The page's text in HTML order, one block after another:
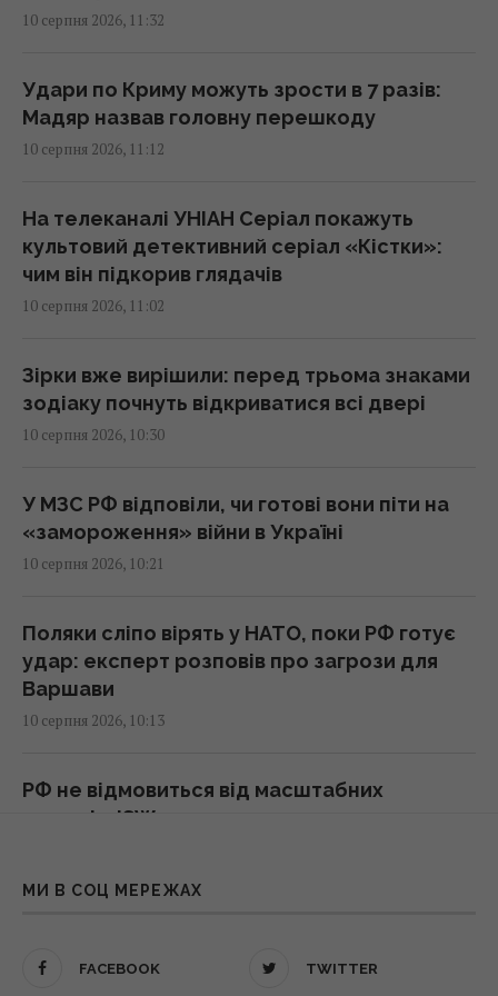
експерти розповіли, на що звертати увагу
Росія заблокувала рух кораблів у Чорному
морі: у ВМС розповіли про нову загрозу
"Приїхала": Салем вперше за довгий час
зустрівся з 10-річною донькою (відео)
11:05 понеділок, 10 серпня 2026
Кавуни та огірки віддають за безцінь: які
ціни на овочі та фрукти зараз
11:04 понеділок, 10 серпня 2026
Калорійність грузинської кухні - міф: шеф-
кухарка назвала страви, які не вдарять по
талії
Гірше за комарів: укуси цих дрібних комах
можуть боліти днями
10:50 понеділок, 10 серпня 2026
У "ПриватБанку" зріс євро: свіжий курс
валют на понеділок
The Telegraph
10 серпня 2026, 11:32
Удари по Криму можуть зрости в 7 разів:
Мадяр назвав головну перешкоду
10 серпня 2026, 11:12
На телеканалі УНІАН Серіал покажуть
культовий детективний серіал «Кістки»:
чим він підкорив глядачів
10 серпня 2026, 11:02
Зірки вже вирішили: перед трьома знаками
зодіаку почнуть відкриватися всі двері
10 серпня 2026, 10:30
У МЗС РФ відповіли, чи готові вони піти на
«замороження» війни в Україні
10 серпня 2026, 10:21
Поляки сліпо вірять у НАТО, поки РФ готує
удар: експерт розповів про загрози для
Варшави
10 серпня 2026, 10:13
РФ не відмовиться від масштабних
штурмів: ISW розкрив, що саме готує ворог
мобілізації чекати восени
МИ В СОЦ МЕРЕЖАХ
FACEBOOK TWITTER